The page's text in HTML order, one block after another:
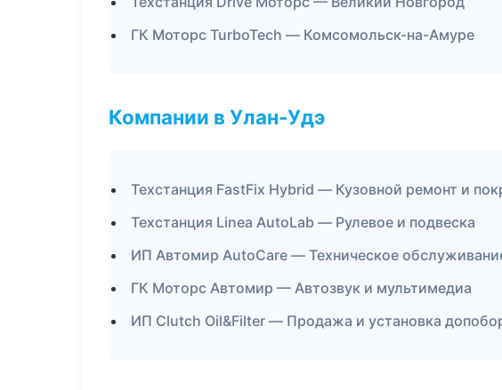
ГК Моторс TurboTech — Комсомольск-на-Амуре
Компании в Улан-Удэ
Техстанция FastFix Hybrid — Кузовной ремонт и
Техстанция Linea AutoLab — Рулевое и подвеска
ИП Автомир AutoCare — Техническое
ГК Моторс Автомир — Автозвук и мультимедиа
ИП Clutch Oil&Filter — Продажа и установка